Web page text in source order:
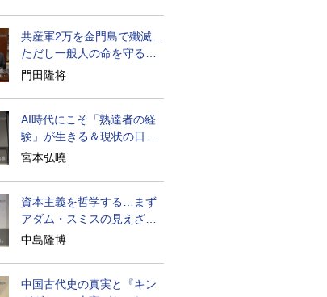
共産軍2万を金門島で殲滅…
ただし一般人の命を守る軍
人の本義を重視
門田隆将
AI時代にこそ「熟達者の経
験」が生きる＆現状の日本
経済の実情は
宮本弘曉
資本主義を哲学する…まず
アダム・スミスの見えざる
手と道徳感情論
中島隆博
中国古代史の真実と『キン